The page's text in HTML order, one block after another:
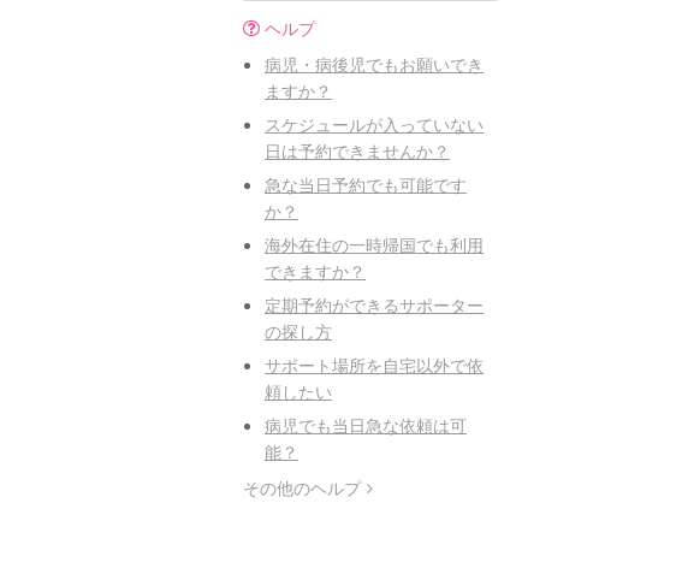
ヘルプ
病児・病後児でもお願いでき
ますか？
スケジュールが入っていない
日は予約できませんか？
急な当日予約でも可能です
か？
海外在住の一時帰国でも利用
できますか？
定期予約ができるサポーター
の探し方
サポート場所を自宅以外で依
頼したい
病児でも当日急な依頼は可
能？
その他のヘルプ